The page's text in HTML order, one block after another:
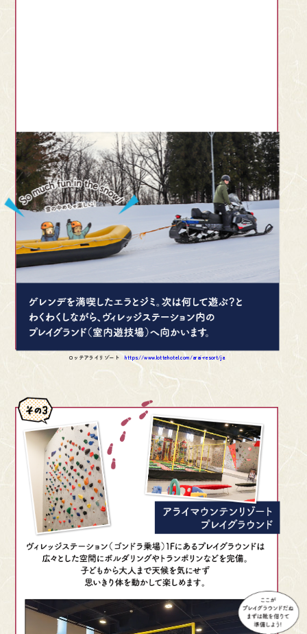
ロッテアライリゾートhttps://www.lottehotel.com/arai-resort/ja